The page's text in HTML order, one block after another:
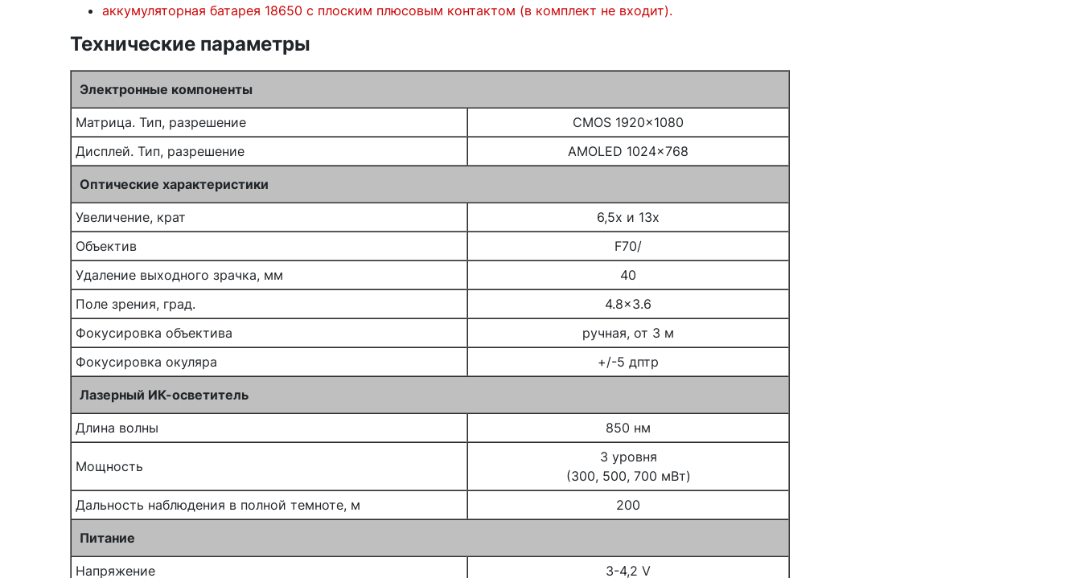
аккумуляторная батарея 18650 с плоским плюсовым контактом (в комплект не входит).
Технические параметры
Электронные компоненты
Матрица. Тип, разрешение
CMOS 1920x1080
Дисплей. Тип, разрешение
AMOLED 1024x768
Оптические характеристики
Увеличение, крат
6,5x и 13x
Объектив
F70/
Удаление выходного зрачка, мм
40
Поле зрения, град.
4.8x3.6
Фокусировка объектива
ручная, от 3 м
Фокусировка окуляра
+/-5 дптр
Лазерный ИК-осветитель
Длина волны 850 нм
Мощность
3 уровня
(300, 500, 700 мВт)
Дальность наблюдения в полной темноте, м
200
Питание
Напряжение 3-4,2 V